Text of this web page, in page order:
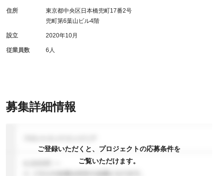
募集詳細情報
ご登録いただくと、プロジェクトの応募条件を
ご覧いただけます。
住所
東京都中央区日本橋兜町17番2号
兜町第6葉山ビル4階
設立 2020年10月
従業員数 6人